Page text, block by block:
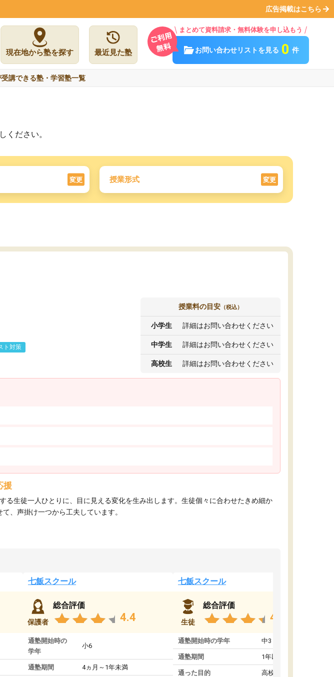
広告掲載はこちら
現在地から塾を探す 最近見た塾
まとめて資料請求・無料体験を申し込もう
お問い合わせリストを見る 0 件
講できる塾・学習塾一覧
ください。
変更 授業形式 変更
ト対策
授業料の目安 （税込）
小学生 詳細はお問い合わせください
中学生 詳細はお問い合わせください
高校生 詳細はお問い合わせください
援
る生徒一人ひとりに、目に見える変化を生み出します。生徒個々に合わせたきめ細か
、声掛け一つから工夫しています。
七飯スクール
保護者
総合評価
4.4
通塾開始時の
学年
小6
通塾期間 4ヵ月～1年未満
七飯スクール
生徒
総合評価
4.8
通塾開始時の学年 中3
通塾期間 1年以上
通った目的 高校受験対策